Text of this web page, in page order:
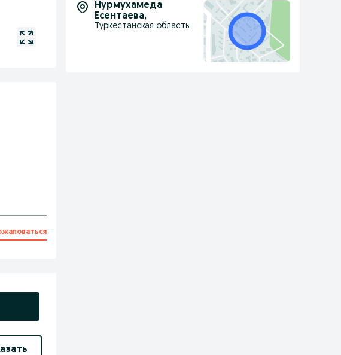
Нурмухамеда
Есентаева,
Туркестанская область